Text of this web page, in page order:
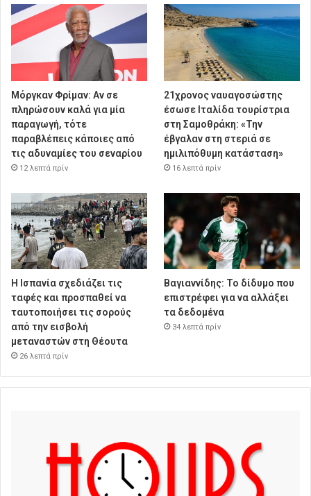
Μόργκαν Φρίμαν: Αν σε
πληρώσουν καλά για μία
παραγωγή, τότε
παραβλέπεις κάποιες από
τις αδυναμίες του σεναρίου
12 λεπτά πρίν
21χρονος ναυαγοσώστης
έσωσε Ιταλίδα τουρίστρια
στη Σαμοθράκη: «Την
έβγαλαν στη στεριά σε
ημιλιπόθυμη κατάσταση»
16 λεπτά πρίν
Η Ισπανία σχεδιάζει τις
ταφές και προσπαθεί να
ταυτοποιήσει τις σορούς
από την εισβολή
μεταναστών στη Θέουτα
26 λεπτά πρίν
Βαγιαννίδης: Το δίδυμο που
επιστρέφει για να αλλάξει
τα δεδομένα
34 λεπτά πρίν